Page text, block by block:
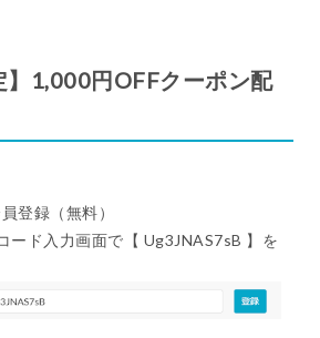
】1,000円OFFクーポン配
登録（無料）
ド入力画面で【 Ug3JNAS7sB 】を